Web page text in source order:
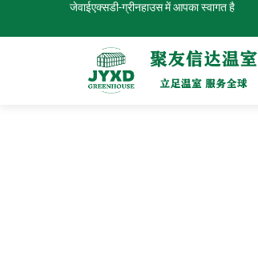
जेवाईएक्सडी-ग्रीनहाउस में आपका स्वागत है